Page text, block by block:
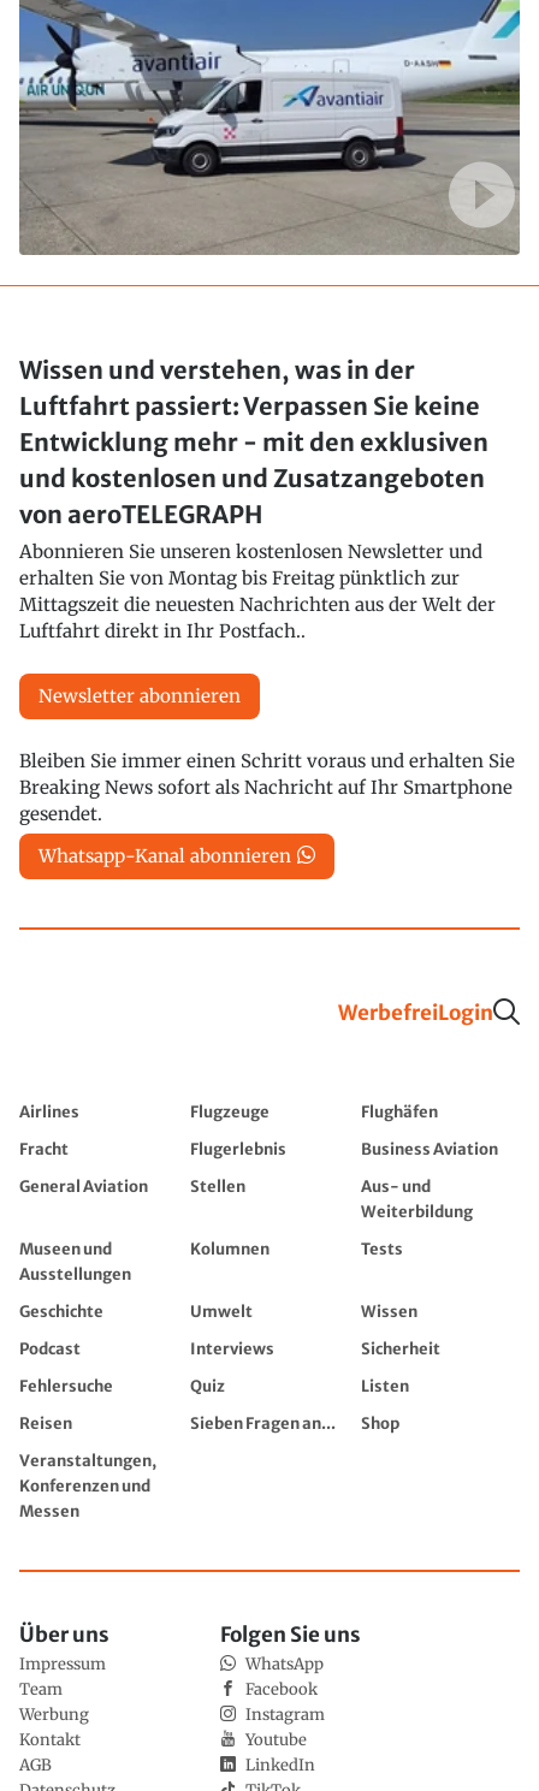
Wissen und verstehen, was in der
Luftfahrt passiert: Verpassen Sie keine
Entwicklung mehr - mit den exklusiven
und kostenlosen und Zusatzangeboten
von aeroTELEGRAPH
Abonnieren Sie unseren kostenlosen Newsletter und
erhalten Sie von Montag bis Freitag pünktlich zur
Mittagszeit die neuesten Nachrichten aus der Welt der
Luftfahrt direkt in Ihr Postfach..
Newsletter abonnieren
Bleiben Sie immer einen Schritt voraus und erhalten Sie
Breaking News sofort als Nachricht auf Ihr Smartphone
gesendet.
Whatsapp-Kanal abonnieren
WerbefreiLogin
Airlines Flugzeuge
Flughäfen
Fracht
Flugerlebnis
Business Aviation
General Aviation
Stellen
Aus- und
Weiterbildung
Museen und
Ausstellungen
Kolumnen Tests
Geschichte Umwelt
Wissen
Podcast
Interviews
Sicherheit
Fehlersuche
Quiz
Listen
Reisen
Sieben Fragen an...
Shop
Veranstaltungen,
Konferenzen und
Messen
Über uns
Impressum
Team
Werbung
Kontakt
AGB
Folgen Sie uns
WhatsApp
Facebook
Instagram
Youtube
LinkedIn